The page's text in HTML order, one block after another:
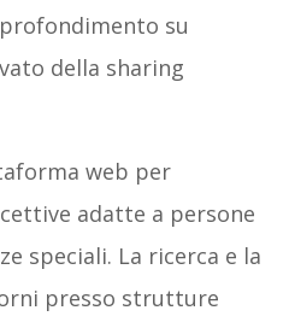
su
della sharing
web per
adatte a persone
speciali. La ricerca e la
presso strutture